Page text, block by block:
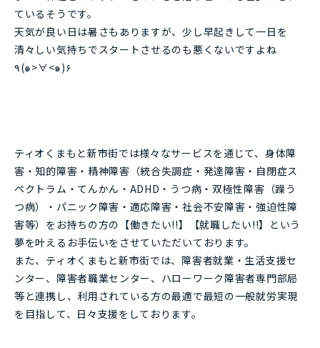
ているそうです。
天気が良い日は暑さもありますが、少し早起きして一日を
清々しい気持ちでスタートさせるのも悪くないですよね
٩(๑>∀<๑)۶
ティオくまもと新市街では様々なサービスを通じて、身体障
害・知的障害・精神障害（統合失調症・発達障害・自閉症ス
ペクトラム・てんかん・ADHD・うつ病・双極性障害（躁う
つ病）・パニック障害・適応障害・社会不安障害・強迫性障
害等）をお持ちの方の【働きたい!!】【就職したい!!】という
夢を叶えるお手伝いをさせていただいております。
また、ティオくまもと新市街では、障害者就業・生活支援セ
ンター、障害者職業センター、ハローワーク障害者専門部局
等と連携し、利用されている方の最適で最短の一般就労実現
を目指して、日々支援をしております。